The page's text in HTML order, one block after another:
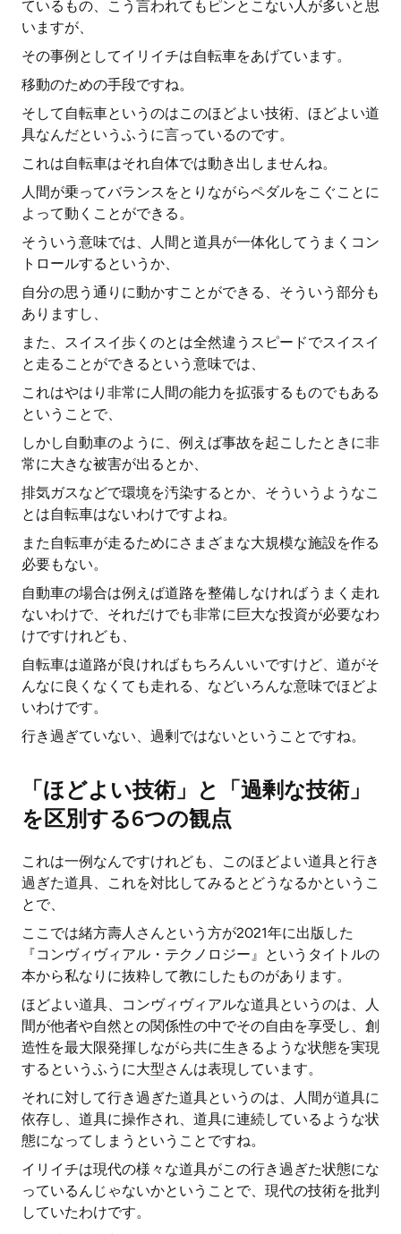
ているもの、こう言われてもピンとこない人が多いと思
いますが、
その事例としてイリイチは自転車をあげています。
移動のための手段ですね。
そして自転車というのはこのほどよい技術、ほどよい道
具なんだというふうに言っているのです。
これは自転車はそれ自体では動き出しませんね。
人間が乗ってバランスをとりながらペダルをこぐことに
よって動くことができる。
そういう意味では、人間と道具が一体化してうまくコン
トロールするというか、
自分の思う通りに動かすことができる、そういう部分も
ありますし、
また、スイスイ歩くのとは全然違うスピードでスイスイ
と走ることができるという意味では、
これはやはり非常に人間の能力を拡張するものでもある
ということで、
しかし自動車のように、例えば事故を起こしたときに非
常に大きな被害が出るとか、
排気ガスなどで環境を汚染するとか、そういうようなこ
とは自転車はないわけですよね。
また自転車が走るためにさまざまな大規模な施設を作る
必要もない。
自動車の場合は例えば道路を整備しなければうまく走れ
ないわけで、それだけでも非常に巨大な投資が必要なわ
けですけれども、
自転車は道路が良ければもちろんいいですけど、道がそ
んなに良くなくても走れる、などいろんな意味でほどよ
いわけです。
行き過ぎていない、過剰ではないということですね。
「ほどよい技術」と「過剰な技術」
を区別する6つの観点
これは一例なんですけれども、このほどよい道具と行き
過ぎた道具、これを対比してみるとどうなるかというこ
とで、
ここでは緒方壽人さんという方が2021年に出版した
『コンヴィヴィアル・テクノロジー』というタイトルの
本から私なりに抜粋して教にしたものがあります。
ほどよい道具、コンヴィヴィアルな道具というのは、人
間が他者や自然との関係性の中でその自由を享受し、創
造性を最大限発揮しながら共に生きるような状態を実現
するというふうに大型さんは表現しています。
それに対して行き過ぎた道具というのは、人間が道具に
依存し、道具に操作され、道具に連続しているような状
態になってしまうということですね。
イリイチは現代の様々な道具がこの行き過ぎた状態にな
っているんじゃないかということで、現代の技術を批判
していたわけです。